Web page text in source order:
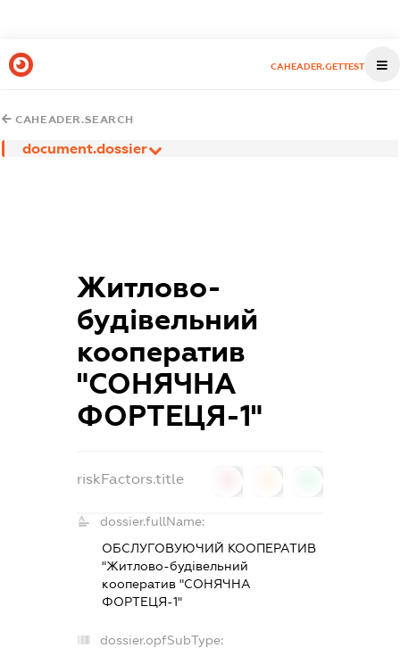
CAHEADER.GETTEST
CAHEADER.SEARCH
document.dossier
Житлово-
будівельний
кооператив
"СОНЯЧНА
ФОРТЕЦЯ-1"
riskFactors.title
dossier.fullName:
ОБСЛУГОВУЮЧИЙ КООПЕРАТИВ
"Житлово-будівельний
кооператив "СОНЯЧНА
ФОРТЕЦЯ-1"
dossier.opfSubType: